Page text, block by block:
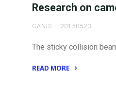
Research on
CANIS 20150523
The sticky collision
READ MORE